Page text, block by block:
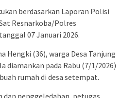
berdasarkan Laporan Polisi
Resnarkoba/Polres
07 Januari 2026.
Hengki (36), warga Desa Tanjung
diamankan pada Rabu (7/1/2026)
rumah di desa setempat.